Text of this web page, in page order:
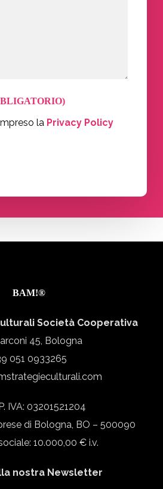
la Privacy Policy
BAM!®
Società Cooperativa
45, Bologna
051 0933265
IVA: 03201521204
di Bologna, BO – 500090
10.000,00 € i.v.
nostra Newsletter